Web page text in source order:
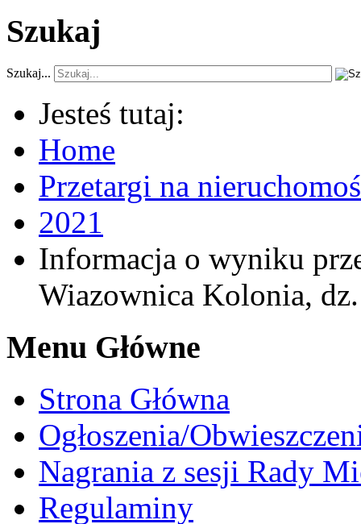
Szukaj
Szukaj...
Jesteś tutaj:
Home
Przetargi na
2021
Informacja o wyniku
Wiazownica Kolonia,
Menu Główne
Strona Główna
Ogłoszenia/
Nagrania z sesji Rady
Regulaminy